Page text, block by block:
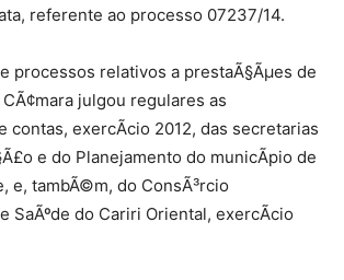
referente ao processo 07237/14.
processos relativos a prestaÃ§Ãµes de
julgou regulares as
contas, exercÃ­cio 2012, das secretarias
e do Planejamento do municÃ­pio de
e, tambÃ©m, do ConsÃ³rcio
SaÃºde do Cariri Oriental, exercÃ­cio